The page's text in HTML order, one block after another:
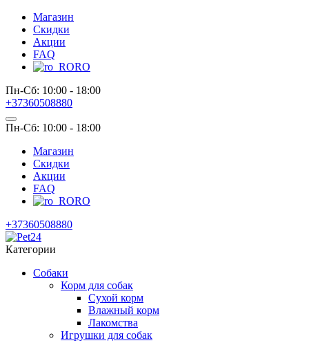
Магазин
Скидки
Акции
FAQ
RO
Пн-Сб: 10:00 - 18:00
+37360508880
Пн-Сб: 10:00 - 18:00
Магазин
Скидки
Акции
FAQ
RO
+37360508880
Категории
Собаки
Корм для собак
Сухой корм
Влажный корм
Лакомства
Игрушки для собак